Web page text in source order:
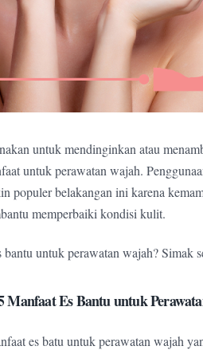
untuk mendinginkan atau
untuk perawatan wajah.
populer belakangan ini karena
memperbaiki kondisi kulit.
bantu untuk perawatan wajah? Simak
Manfaat Es Bantu untuk
es batu untuk perawatan wajah